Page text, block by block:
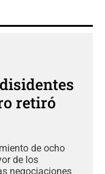
retiró
de ocho
de los
negociaciones